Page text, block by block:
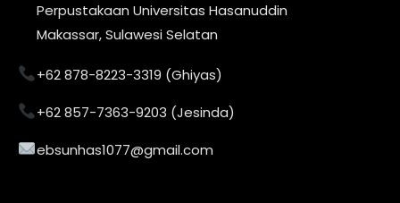
Perpustakaan Universitas Hasanuddin
Makassar, Sulawesi Selatan
+62 878-8223-3319 (Ghiyas)
+62 857-7363-9203 (Jesinda)
ebsunhas1077@gmail.com